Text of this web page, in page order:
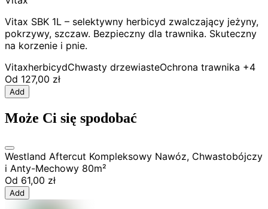
Vitax SBK 1L – selektywny herbicyd zwalczający jeżyny,
pokrzywy, szczaw. Bezpieczny dla trawnika. Skuteczny
na korzenie i pnie.
VitaxherbicydChwasty drzewiasteOchrona trawnika +4
Od 127,00 zł
Add
Może Ci się spodobać
Westland Aftercut Kompleksowy Nawóz, Chwastobójczy
i Anty-Mechowy 80m²
Od 61,00 zł
Add